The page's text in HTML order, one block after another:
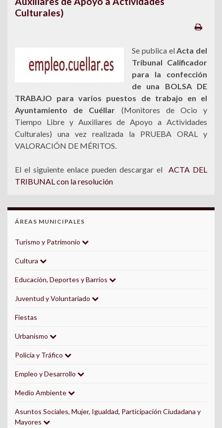
Culturales)
Se publica elActa del
Tribunal Calificador
para la confección
de una BOLSA DE
TRABAJO para varios puestos de trabajo en el
Ayuntamiento de Cuéllar (Monitores de Ocio y
Tiempo Libre y Auxiliares de Apoyo a Actividades
Culturales) una vez realizada la PRUEBA ORAL y
VALORACIÓN DE MÉRITOS.
El el siguiente enlace pueden descargar el ACTA DEL
TRIBUNAL con la resolución
ÁREAS MUNICIPALES
Turismo y Patrimonio
Cultura
Educación, Deportes y Barrios
Juventud y Voluntariado
Fiestas
Urbanismo
Policía y Tráfico
Empleo y Desarrollo
Medio Ambiente
Asuntos Sociales, Mujer, Igualdad, Participación Ciudadana y
Mayores